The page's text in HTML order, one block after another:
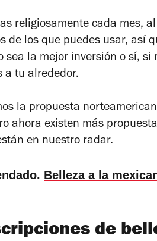
religiosamente cada mes,
de los que puedes usar, así
sea la mejor inversión o sí,
a tu alrededor.
la propuesta
ahora existen más
en nuestro radar.
Belleza a la
de